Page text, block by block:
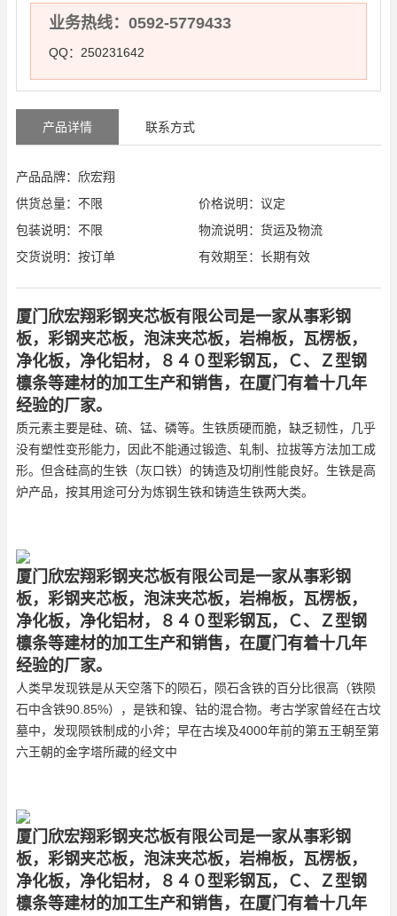
业务热线：0592-5779433
QQ：250231642
产品详情 联系方式
产品品牌：欣宏翔
供货总量：不限
价格说明：议定
包装说明：不限
物流说明：货运及物流
交货说明：按订单
有效期至：长期有效
厦门欣宏翔彩钢夹芯板有限公司是一家从事彩钢
板，彩钢夹芯板，泡沫夹芯板，岩棉板，瓦楞板，
净化板，净化铝材，８４０型彩钢瓦，Ｃ、Ｚ型钢
檩条等建材的加工生产和销售，在厦门有着十几年
经验的厂家。
质元素主要是硅、硫、锰、磷等。生铁质硬而脆，缺乏韧性，几乎
没有塑性变形能力，因此不能通过锻造、轧制、拉拔等方法加工成
形。但含硅高的生铁（灰口铁）的铸造及切削性能良好。生铁是高
炉产品，按其用途可分为炼钢生铁和铸造生铁两大类。
厦门欣宏翔彩钢夹芯板有限公司是一家从事彩钢
板，彩钢夹芯板，泡沫夹芯板，岩棉板，瓦楞板，
净化板，净化铝材，８４０型彩钢瓦，Ｃ、Ｚ型钢
檩条等建材的加工生产和销售，在厦门有着十几年
经验的厂家。
人类早发现铁是从天空落下的陨石，陨石含铁的百分比很高（铁陨
石中含铁90.85%），是铁和镍、钴的混合物。考古学家曾经在古坟
墓中，发现陨铁制成的小斧；早在古埃及4000年前的第五王朝至第
六王朝的金字塔所藏的经文中
厦门欣宏翔彩钢夹芯板有限公司是一家从事彩钢
板，彩钢夹芯板，泡沫夹芯板，岩棉板，瓦楞板，
净化板，净化铝材，８４０型彩钢瓦，Ｃ、Ｚ型钢
檩条等建材的加工生产和销售，在厦门有着十几年